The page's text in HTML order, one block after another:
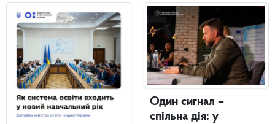
Один сигнал –
спільна дія: у